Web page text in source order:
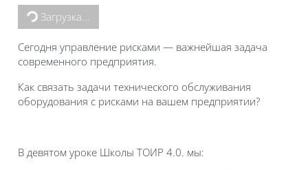
Блоки
Загрузка...
Сегодня управление рисками — важнейшая задача
современного предприятия.
Как связать задачи технического обслуживания
оборудования с рисками на вашем предприятии?
В девятом уроке Школы ТОИР 4.0. мы: